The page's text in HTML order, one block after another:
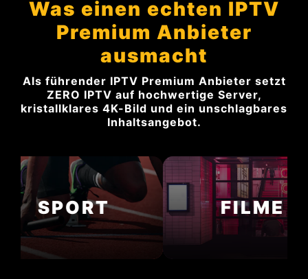
Was einen echten IPTV
Premium Anbieter
ausmacht
Als führender IPTV Premium Anbieter setzt
ZERO IPTV auf hochwertige Server,
kristallklares 4K-Bild und ein unschlagbares
Inhaltsangebot.
SPORT FILME